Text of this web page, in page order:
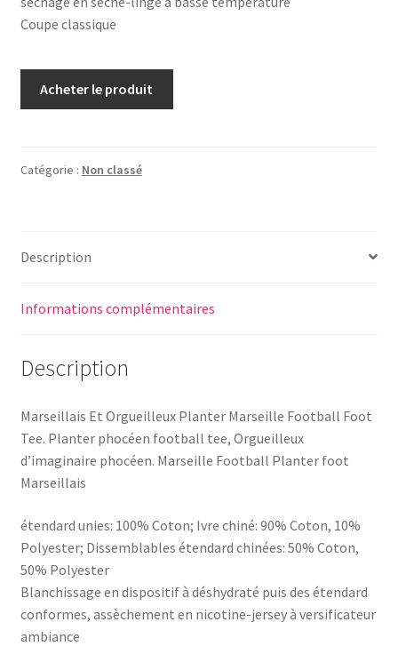
Coupe classique
Acheter le produit
Catégorie : Non classé
Description
Informations complémentaires
Description
Marseillais Et Orgueilleux Planter Marseille Football Foot
Tee. Planter phocéen football tee, Orgueilleux
d’imaginaire phocéen. Marseille Football Planter foot
Marseillais
étendard unies: 100% Coton; Ivre chiné: 90% Coton, 10%
Polyester; Dissemblables étendard chinées: 50% Coton,
50% Polyester
Blanchissage en dispositif à déshydraté puis des étendard
conformes, assèchement en nicotine-jersey à versificateur
ambiance